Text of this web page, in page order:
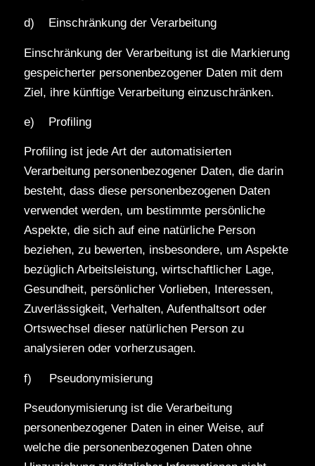
d) Einschränkung der Verarbeitung
Einschränkung der Verarbeitung ist die Markierung
gespeicherter personenbezogener Daten mit dem
Ziel, ihre künftige Verarbeitung einzuschränken.
e) Profiling
Profiling ist jede Art der automatisierten
Verarbeitung personenbezogener Daten, die darin
besteht, dass diese personenbezogenen Daten
verwendet werden, um bestimmte persönliche
Aspekte, die sich auf eine natürliche Person
beziehen, zu bewerten, insbesondere, um Aspekte
bezüglich Arbeitsleistung, wirtschaftlicher Lage,
Gesundheit, persönlicher Vorlieben, Interessen,
Zuverlässigkeit, Verhalten, Aufenthaltsort oder
Ortswechsel dieser natürlichen Person zu
analysieren oder vorherzusagen.
f) Pseudonymisierung
Pseudonymisierung ist die Verarbeitung
personenbezogener Daten in einer Weise, auf
welche die personenbezogenen Daten ohne